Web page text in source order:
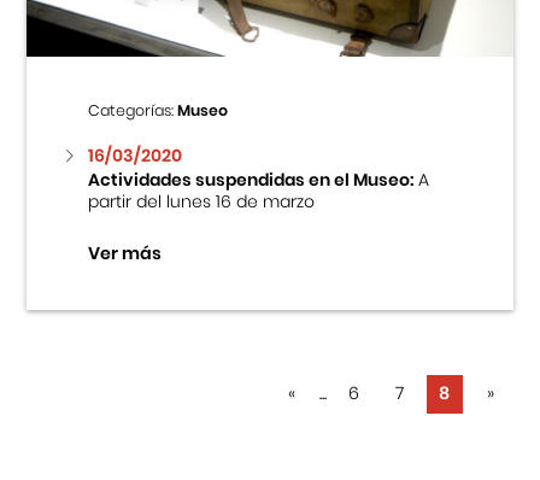
Categorías:Museo
16/03/2020
Actividades suspendidas en el Museo:A
partir del lunes 16 de marzo
Ver más
« ... 6 7 8 »